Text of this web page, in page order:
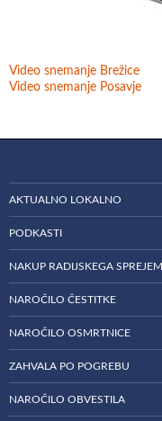
Video snemanje Brežice
Video snemanje Posavje
AKTUALNO LOKALNO
PODKASTI
NAKUP RADIJSKEGA
NAROČILO ČESTITKE
NAROČILO OSMRTNICE
ZAHVALA PO POGREBU
NAROČILO OBVESTILA